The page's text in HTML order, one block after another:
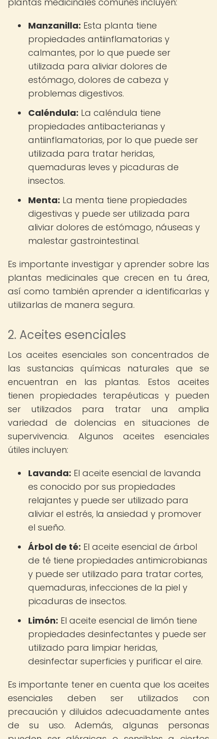
Manzanilla: Esta planta tiene
propiedades antiinflamatorias y
calmantes, por lo que puede ser
utilizada para aliviar dolores de
estómago, dolores de cabeza y
problemas digestivos.
Caléndula: La caléndula tiene
propiedades antibacterianas y
antiinflamatorias, por lo que puede ser
utilizada para tratar heridas,
quemaduras leves y picaduras de
insectos.
Menta: La menta tiene propiedades
digestivas y puede ser utilizada para
aliviar dolores de estómago, náuseas y
malestar gastrointestinal.
Es importante investigar y aprender sobre las
plantas medicinales que crecen en tu área,
así como también aprender a identificarlas y
utilizarlas de manera segura.
2. Aceites esenciales
Los aceites esenciales son concentrados de
las sustancias químicas naturales que se
encuentran en las plantas. Estos aceites
tienen propiedades terapéuticas y pueden
ser utilizados para tratar una amplia
variedad de dolencias en situaciones de
supervivencia. Algunos aceites esenciales
útiles incluyen:
Lavanda: El aceite esencial de lavanda
es conocido por sus propiedades
relajantes y puede ser utilizado para
aliviar el estrés, la ansiedad y promover
el sueño.
Árbol de té: El aceite esencial de árbol
de té tiene propiedades antimicrobianas
y puede ser utilizado para tratar cortes,
quemaduras, infecciones de la piel y
picaduras de insectos.
Limón: El aceite esencial de limón tiene
propiedades desinfectantes y puede ser
utilizado para limpiar heridas,
desinfectar superficies y purificar el aire.
Es importante tener en cuenta que los aceites
esenciales deben ser utilizados con
precaución y diluidos adecuadamente antes
de su uso. Además, algunas personas